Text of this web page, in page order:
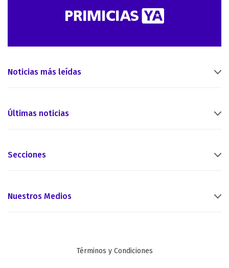
Noticias más leídas
Últimas noticias
Secciones
Nuestros Medios
Términos y Condiciones